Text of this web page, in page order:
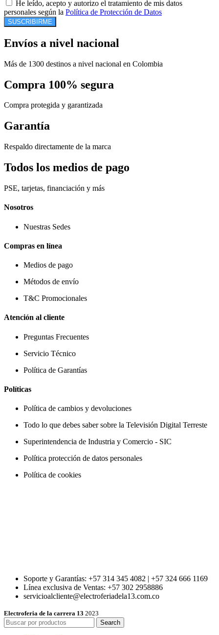
He leído, acepto y autorizo el tratamiento de mis datos
personales según la Política de Protección de Datos
SUSCRIBIRME
Envíos a nivel nacional
Más de 1300 destinos a nivel nacional en Colombia
Compra 100% segura
Compra protegida y garantizada
Garantía
Respaldo directamente de la marca
Todos los medios de pago
PSE, tarjetas, financiación y más
Nosotros
Nuestras Sedes
Compras en línea
Medios de pago
Métodos de envío
T&C Promocionales
Atención al cliente
Preguntas Frecuentes
Servicio Técnico
Política de Garantías
Políticas
Política de cambios y devoluciones
Todo lo que debes saber sobre la Televisión Digital Terreste
Superintendencia de Industria y Comercio - SIC
Política protección de datos personales
Política de cookies
Soporte y Garantías: +57 314 345 4082 | +57 324 666 1169
Línea exclusiva de Ventas: +57 302 2958886
servicioalcliente@electroferiadela13.com.co
Electroferia de la carrera 13 2023
Search